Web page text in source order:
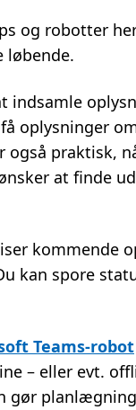
og robotter
løbende.
indsamle
oplysninger
også praktisk,
at finde
kommende
kan spore
Teams-robot
– eller evt.
gør